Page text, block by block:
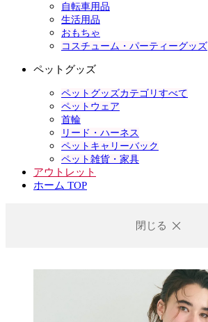
自転車用品
生活用品
おもちゃ
コスチューム・パーティーグッズ
ペットグッズ
ペットグッズカテゴリすべて
ペットウェア
首輪
リード・ハーネス
ペットキャリーバック
ペット雑貨・家具
アウトレット
ホーム TOP
閉じる